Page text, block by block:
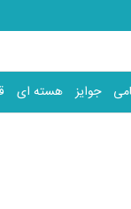
جوایز هسته ای